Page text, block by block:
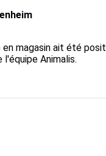
magasin ait été
Animalis.